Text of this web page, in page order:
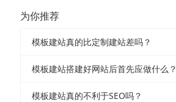
为你推荐
模板建站真的比定制建站差吗？
模板建站搭建好网站后首先应做什么？
模板建站真的不利于SEO吗？